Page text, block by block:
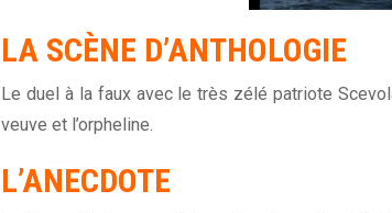
LA SCÈNE D’ANTHOLOGIE
Le duel à la faux avec le très zélé patriote
veuve et l’orpheline.
L’ANECDOTE